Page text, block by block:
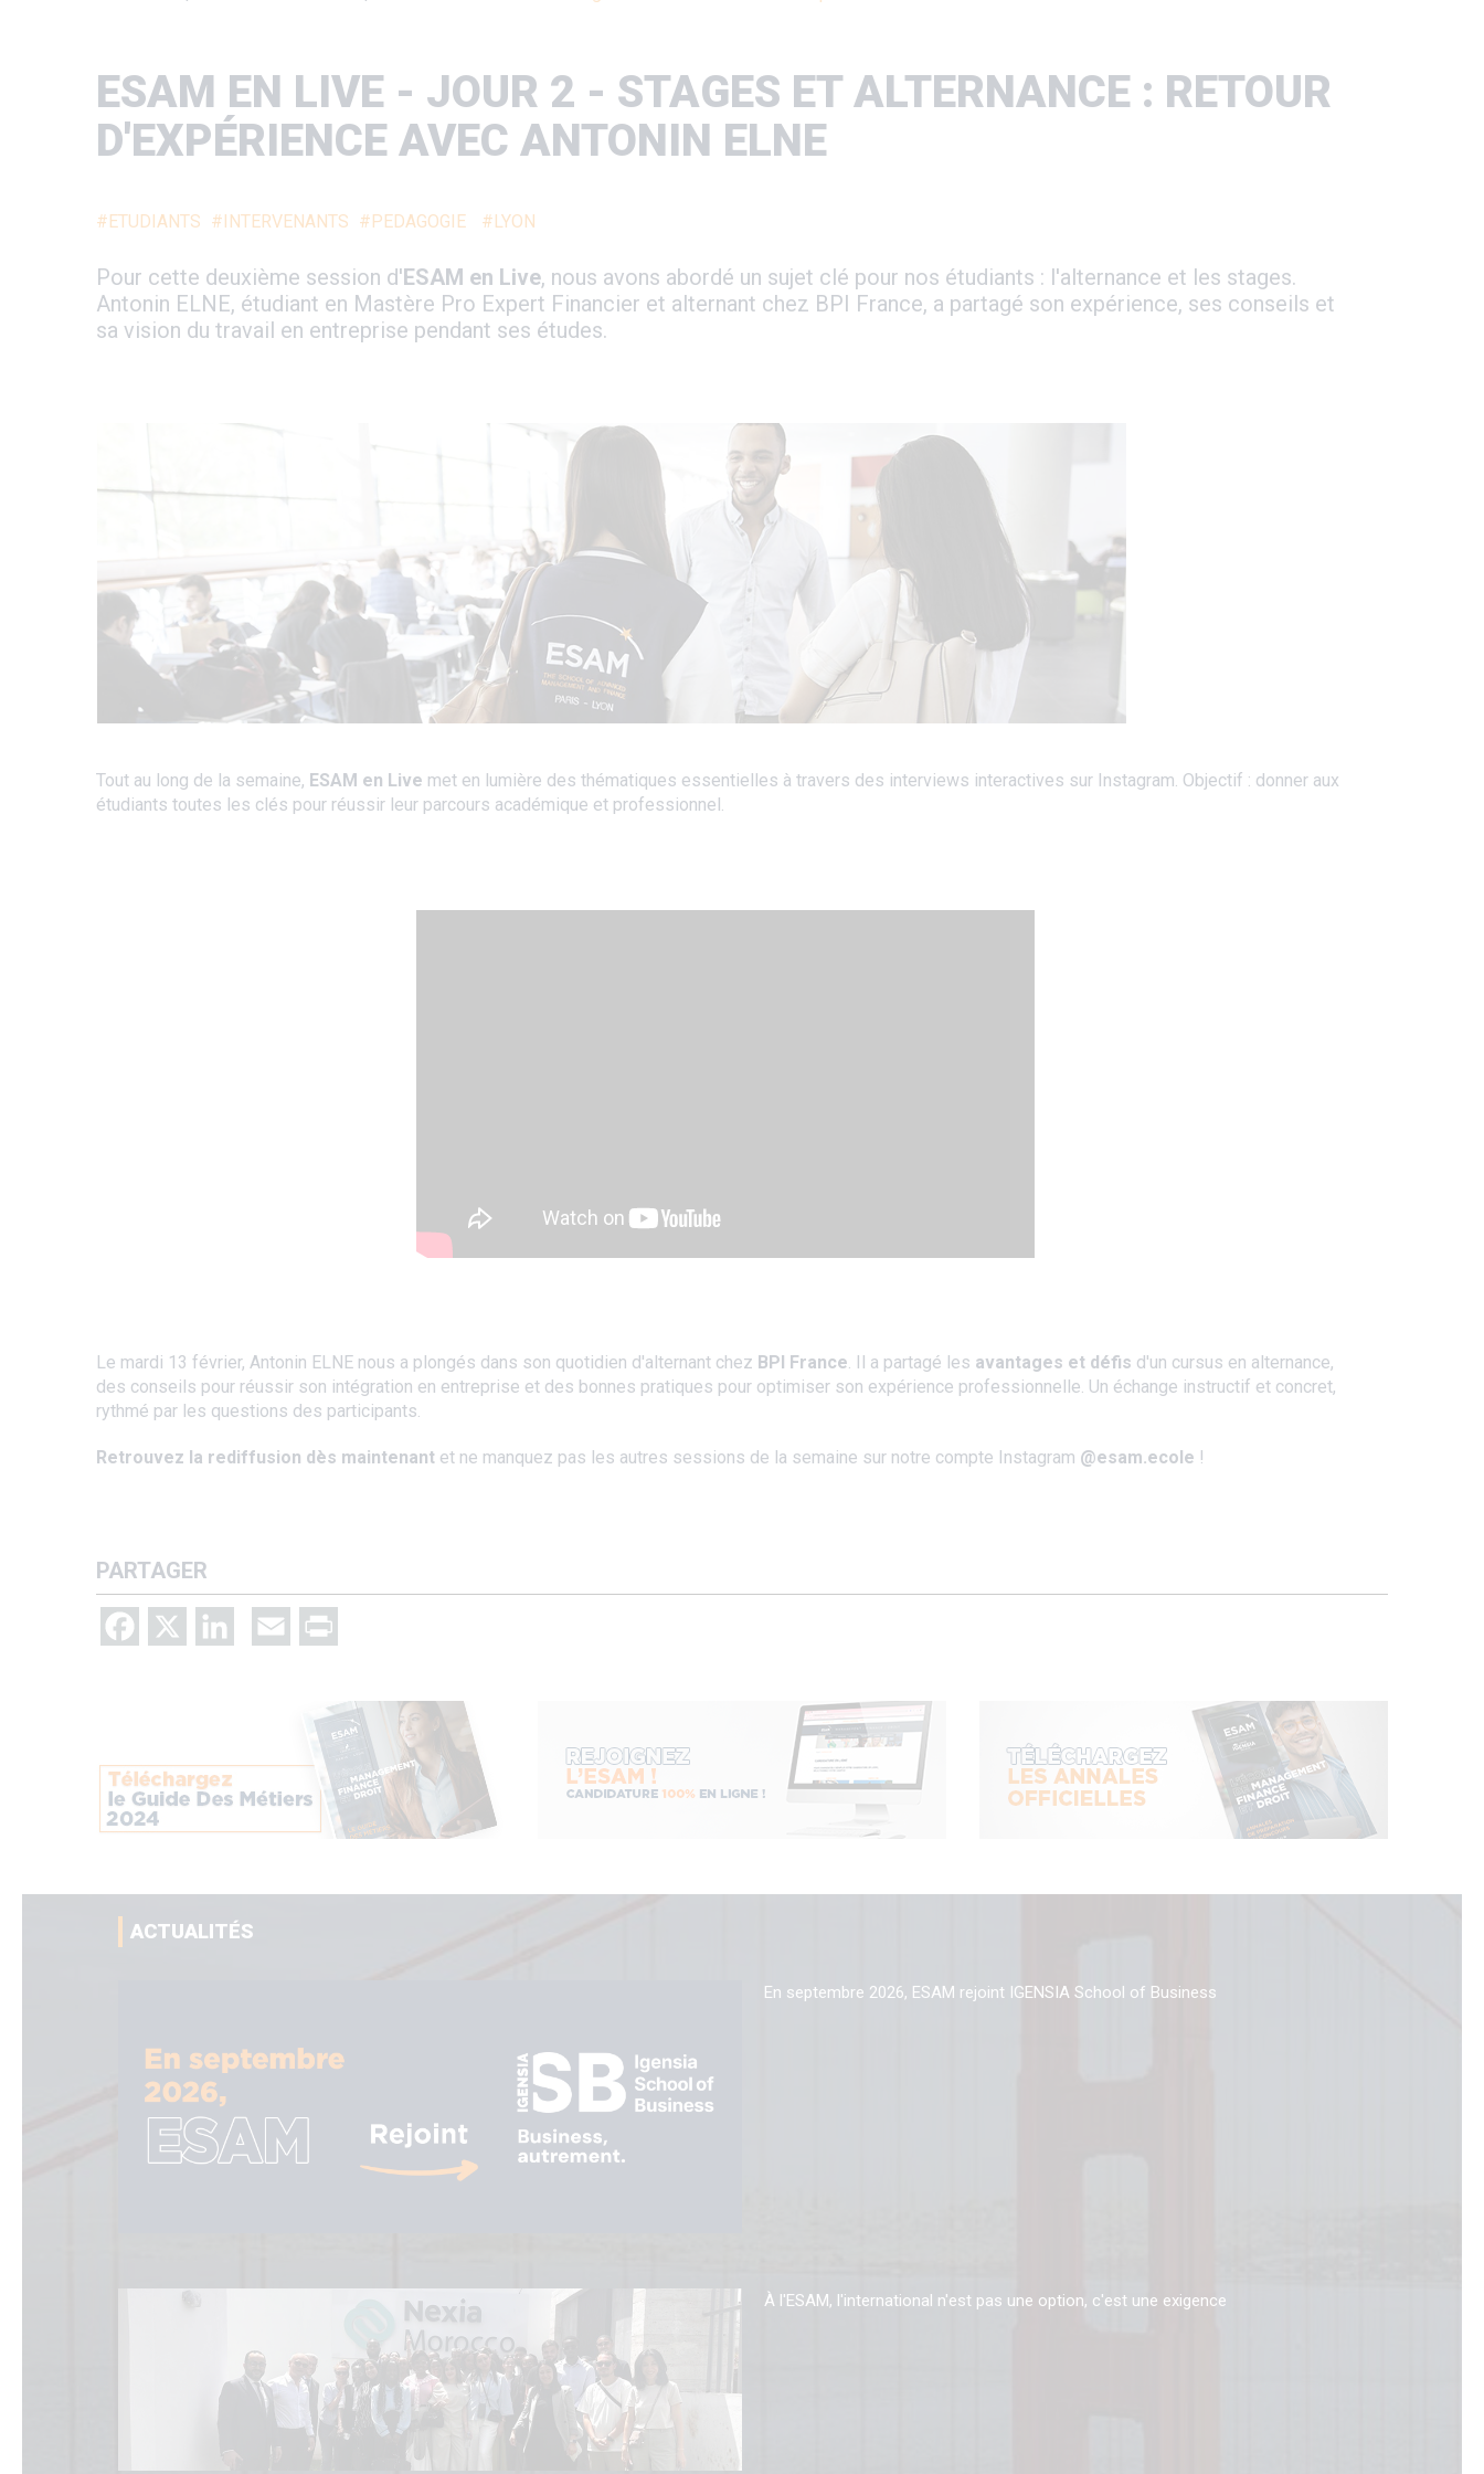
ESAM EN LIVE - JOUR 2 - STAGES ET ALTERNANCE : RETOUR
D'EXPÉRIENCE AVEC ANTONIN ELNE
#ETUDIANTS #INTERVENANTS #PEDAGOGIE #LYON
Pour cette deuxième session d'ESAM en Live, nous avons abordé un sujet clé pour nos étudiants : l'alternance et les stages.
Antonin ELNE, étudiant en Mastère Pro Expert Financier et alternant chez BPI France, a partagé son expérience, ses conseils et
sa vision du travail en entreprise pendant ses études.
Tout au long de la semaine, ESAM en Live met en lumière des thématiques essentielles à travers des interviews interactives sur Instagram. Objectif : donner aux
étudiants toutes les clés pour réussir leur parcours académique et professionnel.
Le mardi 13 février, Antonin ELNE nous a plongés dans son quotidien d'alternant chez BPI France . Il a partagé les avantages et défis d'un cursus en alternance,
des conseils pour réussir son intégration en entreprise et des bonnes pratiques pour optimiser son expérience professionnelle. Un échange instructif et concret,
rythmé par les questions des participants.
Retrouvez la rediffusion dès maintenant et ne manquez pas les autres sessions de la semaine sur notre compte Instagram @esam.ecole !
PARTAGER
Facebook LinkedIn Email
ACTUALITÉS
En septembre 2026, ESAM rejoint IGENSIA School of Business
À l'ESAM, l'international n'est pas une option, c'est une exigence